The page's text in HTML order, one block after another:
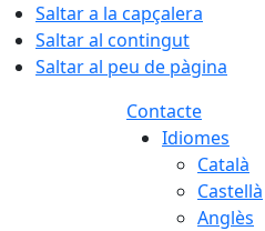
Saltar a la capçalera
Saltar al contingut
Saltar al peu de pàgina
Contacte
Idiomes
Català
Castellà
Anglès